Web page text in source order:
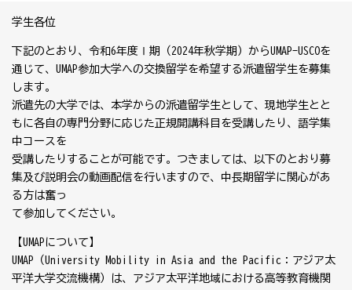
学生各位
下記のとおり、令和6年度Ⅰ期（2024年秋学期）からUMAP-USCOを
通じて、UMAP参加大学への交換留学を希望する派遣留学生を募集
します。
派遣先の大学では、本学からの派遣留学生として、現地学生とと
もに各自の専門分野に応じた正規開講科目を受講したり、語学集
中コースを
受講したりすることが可能です。つきましては、以下のとおり募
集及び説明会の動画配信を行いますので、中長期留学に関心があ
る方は奮っ
て参加してください。
【UMAPについて】
UMAP（University Mobility in Asia and the Pacific：アジア太
平洋大学交流機構）は、アジア太平洋地域における高等教育機関